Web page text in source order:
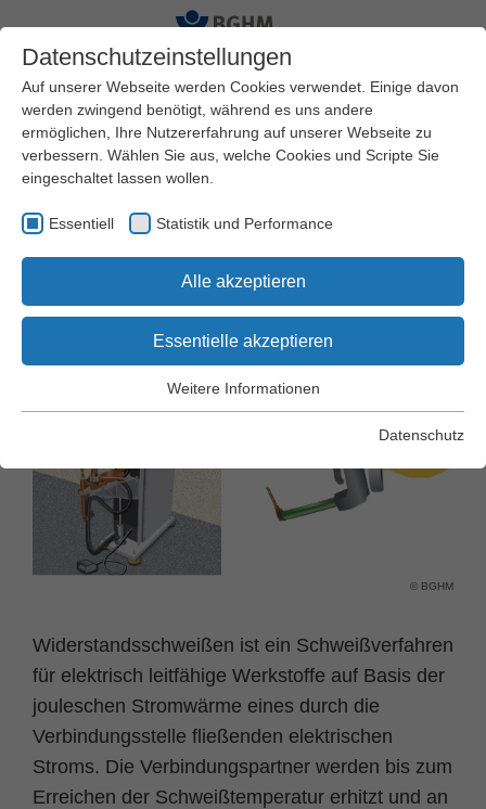
Startseite
Arbeitssicherheit und Gesundheitsschutz
Praxishilfen
Arbeitsschutz Kompakt
Widerstandsschweißen
© BGHM
Widerstandsschweißen ist ein Schweißverfahren
für elektrisch leitfähige Werkstoffe auf Basis der
jouleschen Stromwärme eines durch die
Verbindungsstelle fließenden elektrischen
Stroms. Die Verbindungspartner werden bis zum
Erreichen der Schweißtemperatur erhitzt und an
Datenschutzeinstellungen
Auf unserer Webseite werden Cookies verwendet. Einige davon
werden zwingend benötigt, während es uns andere
ermöglichen, Ihre Nutzererfahrung auf unserer Webseite zu
verbessern. Wählen Sie aus, welche Cookies und Scripte Sie
eingeschaltet lassen wollen.
Essentiell Statistik und Performance
Alle akzeptieren
Essentielle akzeptieren
Essentielle Cookies werden für grundlegende Funktionen der
Webseite einwandfrei funktioniert.
Name fe_typo_user
Anbieter
Cookie von TYPO3. Es speichert im Falle
eines Benutzer-Logins die Session ID
mithilfe derer der eingeloggte User
wiedererkannt wird, um ihm Zugang zu
geschützten Bereichen zu gewähren.
Cookie-Informationen
Statistik und Performance
Weitere Informationen
Datenschutz